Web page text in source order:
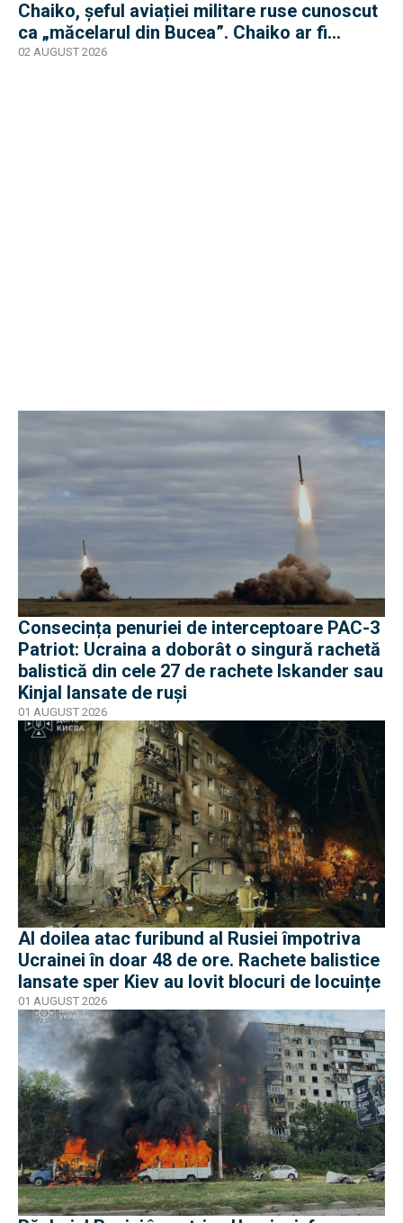
Chaiko, șeful aviației militare ruse cunoscut
ca „măcelarul din Bucea”. Chaiko ar fi
supraviețuit
02 AUGUST 2026
Consecința penuriei de interceptoare PAC-3
Patriot: Ucraina a doborât o singură rachetă
balistică din cele 27 de rachete Iskander sau
Kinjal lansate de ruși
01 AUGUST 2026
Al doilea atac furibund al Rusiei împotriva
Ucrainei în doar 48 de ore. Rachete balistice
lansate sper Kiev au lovit blocuri de locuințe
01 AUGUST 2026